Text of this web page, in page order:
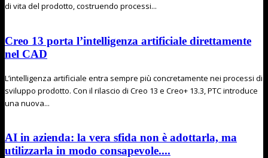
di vita del prodotto, costruendo processi...
Creo 13 porta l’intelligenza artificiale direttamente
nel CAD
L’intelligenza artificiale entra sempre più concretamente nei processi di
sviluppo prodotto. Con il rilascio di Creo 13 e Creo+ 13.3, PTC introduce
una nuova...
AI in azienda: la vera sfida non è adottarla, ma
utilizzarla in modo consapevole....